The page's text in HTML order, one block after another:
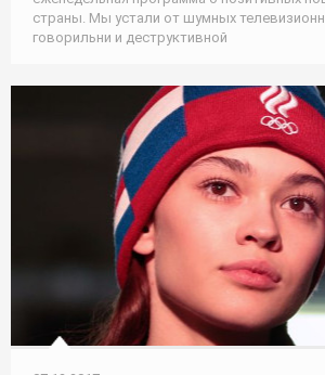
страны. Мы устали от шумных
говорильни и деструктивной